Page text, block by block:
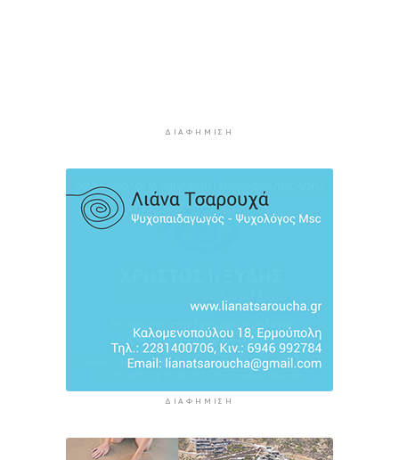
Ρούσσου στα 800μ.
6 ώρες 2 λεπτά πρίν
ΔΙΑΦΉΜΙΣΗ
ΔΙΑΦΉΜΙΣΗ